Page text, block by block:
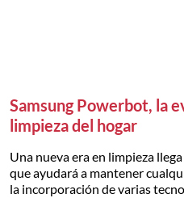
Samsung Powerbot, la
limpieza del hogar
Una nueva era en limpieza
que ayudará a mantener
la incorporación de varias